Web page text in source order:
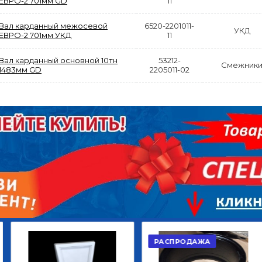
ДИСК СЦЕПЛЕНИЯ
ВЕДОМЫЙ КЛАССИК
2 422,40
В КОРЗИНУ
АКЦИЯ
КРУГ ПОВОРОТНЫЙ
10*12ОТВ., Д.102*86
Г.КАЗАНЬ
29 668,20 Р
В КОРЗИНУ
Вал карданный межосевой
ЕВРО-2 701мм УКД
6520-2201011-
11
УКД
Вал карданный основной 10тн
GD
53212-
2205011-02
Смежники
РАСПРОДАЖА АКЦИЯ